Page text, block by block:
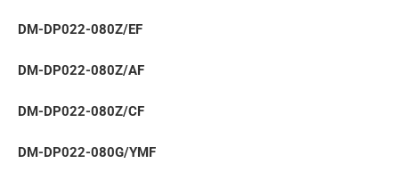
DM-DP022-080Z/EF
DM-DP022-080Z/AF
DM-DP022-080Z/СF
DM-DP022-080G/YMF